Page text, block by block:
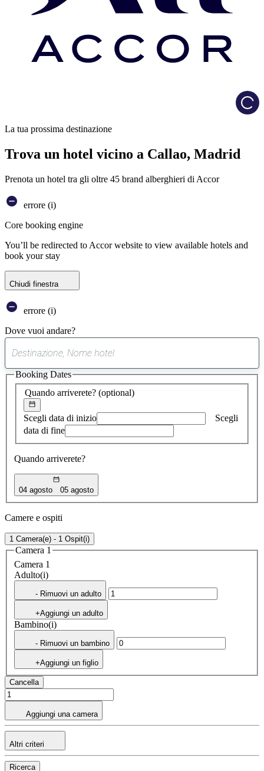
La tua prossima destinazione
Trova un hotel vicino a Callao, Madrid
Prenota un hotel tra gli oltre 45 brand alberghieri di Accor
errore (i)
Core booking engine
You’ll be redirected to Accor website to view available hotels and
book your stay
Chiudi finestra
errore (i)
Dove vuoi andare?
suggerimento
trovato
Quando arriverete? (optional)
Scegli data di inizio
Scegli
data di fine
Quando arriverete?
04 agosto 05 agosto
Booking Dates
Camere e ospiti
1 Camera(e) - 1 Ospit(i)
Camera 1
Camera 1
Adulto(i)
- Rimuovi un adulto
+Aggiungi un adulto
Bambino(i)
- Rimuovi un bambino
+Aggiungi un figlio
Cancella
Aggiungi una camera
Altri criteri
Ricerca